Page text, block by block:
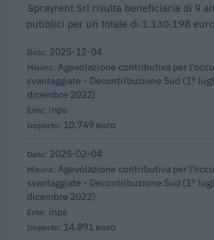
Sprayrent Srl risulta beneficiaria di 9
pubblici per un totale di 1.130.198
2025-12-04
Agevolazione contributiva per
svantaggiate - Decontribuzione Sud (1°
dicembre 2022)
inps
10.749 euro
2025-02-04
Agevolazione contributiva per
svantaggiate - Decontribuzione Sud (1°
dicembre 2022)
inps
14.891 euro